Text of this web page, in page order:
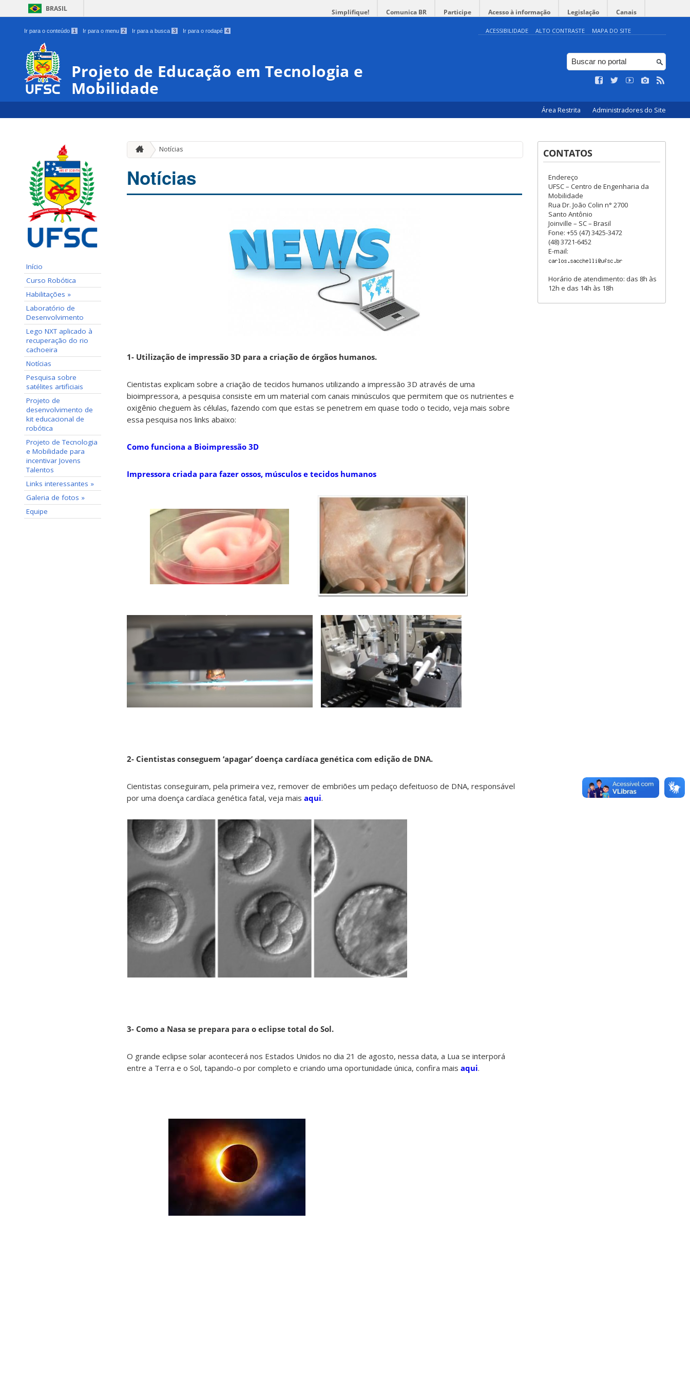
BRASIL Simplifique! Comunica BR Participe Acesso à informação Legislação Canais
Ir para o conteúdo 1 Ir para o menu 2 Ir para a busca 3 Ir para o rodapé 4 ACESSIBILIDADE ALTO CONTRASTE MAPA DO SITE
Projeto de Educação em Tecnologia e
Mobilidade
Área Restrita Administradores do Site
Início
Curso Robótica
Habilitações »
Laboratório de
Desenvolvimento
Lego NXT aplicado à
recuperação do rio
cachoeira
Notícias
Pesquisa sobre
satélites artificiais
Projeto de
desenvolvimento de
kit educacional de
robótica
Projeto de Tecnologia
e Mobilidade para
incentivar Jovens
Talentos
Links interessantes »
Galeria de fotos »
Equipe
Notícias
Notícias
1- Utilização de impressão 3D para a criação de órgãos humanos.
Cientistas explicam sobre a criação de tecidos humanos utilizando a impressão 3D através de uma
bioimpressora, a pesquisa consiste em um material com canais minúsculos que permitem que os nutrientes e
oxigênio cheguem às células, fazendo com que estas se penetrem em quase todo o tecido, veja mais sobre
essa pesquisa nos links abaixo:
Como funciona a Bioimpressão 3D
Impressora criada para fazer ossos, músculos e tecidos humanos
2- Cientistas conseguem ‘apagar’ doença cardíaca genética com edição de DNA.
Cientistas conseguiram, pela primeira vez, remover de embriões um pedaço defeituoso de DNA, responsável
por uma doença cardíaca genética fatal, veja mais aqui.
3- Como a Nasa se prepara para o eclipse total do Sol.
O grande eclipse solar acontecerá nos Estados Unidos no dia 21 de agosto, nessa data, a Lua se interporá
entre a Terra e o Sol, tapando-o por completo e criando uma oportunidade única, confira mais aqui.
CONTATOS
Endereço
UFSC – Centro de Engenharia da
Mobilidade
Rua Dr. João Colin n° 2700
Santo Antônio
Joinville – SC – Brasil
Fone: +55 (47) 3425-3472
(48) 3721-6452
E-mail:
Horário de atendimento: das 8h às
12h e das 14h às 18h